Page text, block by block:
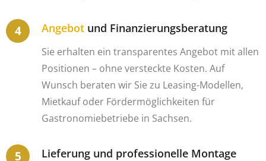
Angebot und Finanzierungsberatung
Sie erhalten ein transparentes Angebot mit allen
Positionen – ohne versteckte Kosten. Auf
Wunsch beraten wir Sie zu Leasing-Modellen,
Mietkauf oder Fördermöglichkeiten für
Gastronomiebetriebe in Sachsen.
Lieferung und professionelle Montage